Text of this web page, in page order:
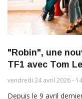
"Robin", une
TF1 avec Tom
vendredi 24 avril 2026 -
Depuis le 9 avril